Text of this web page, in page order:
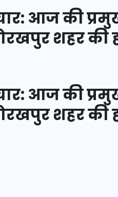
आज की
शहर की
आज की
शहर की
इस सप्ताह का
24